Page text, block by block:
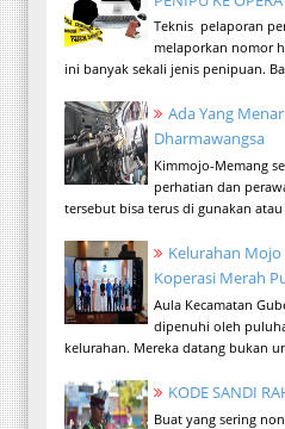
Teknis pelaporan
melaporkan nomor
ini banyak sekali jenis penipuan.
Ada Yang
Dharmawangsa
Kimmojo-Memang
perhatian dan
tersebut bisa terus di gunakan
Kelurahan
Koperasi Merah
Aula Kecamatan
dipenuhi oleh
kelurahan. Mereka datang bukan
KODE SANDI
Buat yang sering